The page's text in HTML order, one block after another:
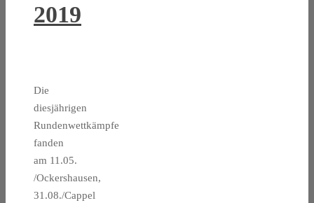
2019
Die
diesjährigen
Rundenwettkämpfe
fanden
‪am 11.05.
‬/Ockershausen,
31.08./Cappel